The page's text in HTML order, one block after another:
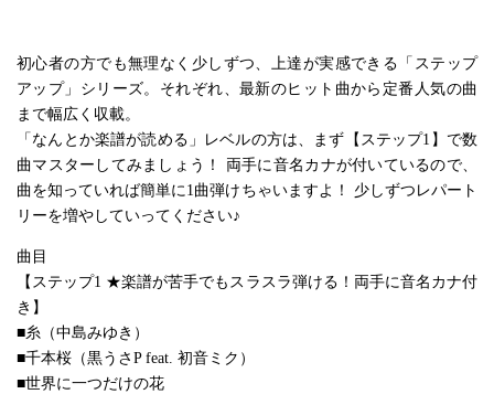
初心者の方でも無理なく少しずつ、上達が実感できる「ステップ
アップ」シリーズ。それぞれ、最新のヒット曲から定番人気の曲
まで幅広く収載。
「なんとか楽譜が読める」レベルの方は、まず【ステップ1】で数
曲マスターしてみましょう！ 両手に音名カナが付いているので、
曲を知っていれば簡単に1曲弾けちゃいますよ！ 少しずつレパート
リーを増やしていってください♪
曲目
【ステップ1 ★楽譜が苦手でもスラスラ弾ける！両手に音名カナ付
き】
■糸（中島みゆき）
■千本桜（黒うさP feat. 初音ミク）
■世界に一つだけの花